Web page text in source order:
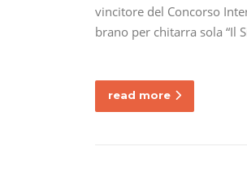
vincitore del Concorso
brano per chitarra sola “Il
read more